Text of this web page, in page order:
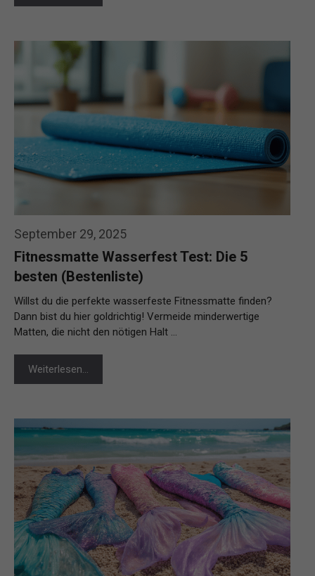
September 29, 2025
Fitnessmatte Wasserfest Test: Die 5
besten (Bestenliste)
Willst du die perfekte wasserfeste Fitnessmatte finden?
Dann bist du hier goldrichtig! Vermeide minderwertige
Matten, die nicht den nötigen Halt …
Weiterlesen…